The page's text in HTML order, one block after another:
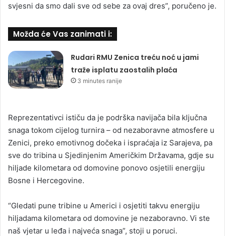
svjesni da smo dali sve od sebe za ovaj dres”, poručeno je.
Možda će Vas zanimati i:
Rudari RMU Zenica treću noć u jami
traže isplatu zaostalih plaća
3 minutes ranije
Reprezentativci ističu da je podrška navijača bila ključna
snaga tokom cijelog turnira – od nezaboravne atmosfere u
Zenici, preko emotivnog dočeka i ispraćaja iz Sarajeva, pa
sve do tribina u Sjedinjenim Američkim Državama, gdje su
hiljade kilometara od domovine ponovo osjetili energiju
Bosne i Hercegovine.
“Gledati pune tribine u Americi i osjetiti takvu energiju
hiljadama kilometara od domovine je nezaboravno. Vi ste
naš vjetar u leđa i najveća snaga”, stoji u poruci.